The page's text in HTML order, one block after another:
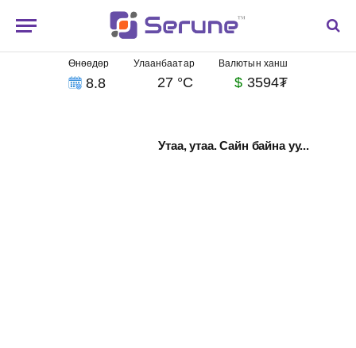
Өнөөдөр
8.8
Улаанбаатар
27 °C
Валютын ханш
$ 3594₮
Утаа, утаа. Сайн байна уу...